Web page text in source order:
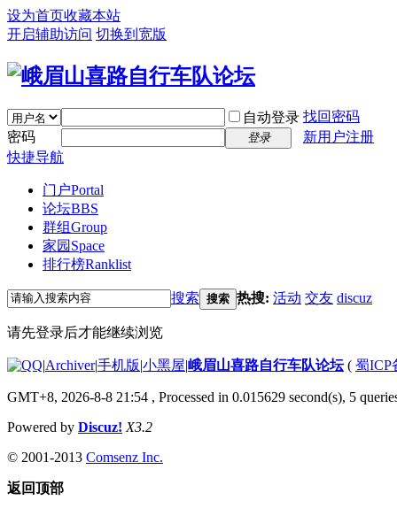
设为首页收藏本站
开启辅助访问 切换到宽版
自动登录 找回密码
密码
登录
新用户注册
快捷导航
门户Portal
论坛BBS
群组Group
家园 Space
排行榜Ranklist
搜索 搜索 热搜: 活动 交友 discuz
请先登录后才能继续浏览
|Archiver|手机版|小黑屋|峨眉山喜路自行车队论坛( 蜀ICP
GMT+8, 2026-8-8 21:54 , Processed in 0.015629 second(s), 5
Powered by Discuz! X3.2
© 2001-2013 Comsenz Inc.
返回顶部